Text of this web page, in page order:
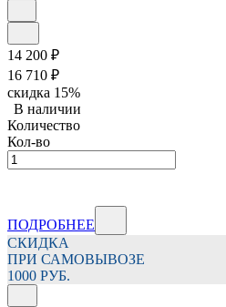
14 200 ₽
16 710 ₽
скидка 15%
В наличии
Количество
Кол-во
ПОДРОБНЕЕ
СКИДКА
ПРИ САМОВЫВОЗЕ
1000 РУБ.